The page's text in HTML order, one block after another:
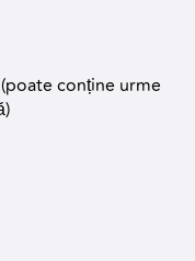
conține urme